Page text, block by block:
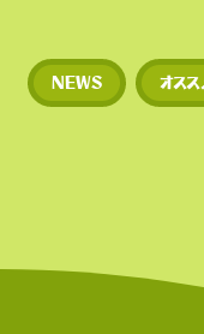
◼︎
期
多
​•
•
NEWS オスス